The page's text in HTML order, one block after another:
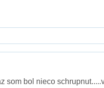
som bol nieco